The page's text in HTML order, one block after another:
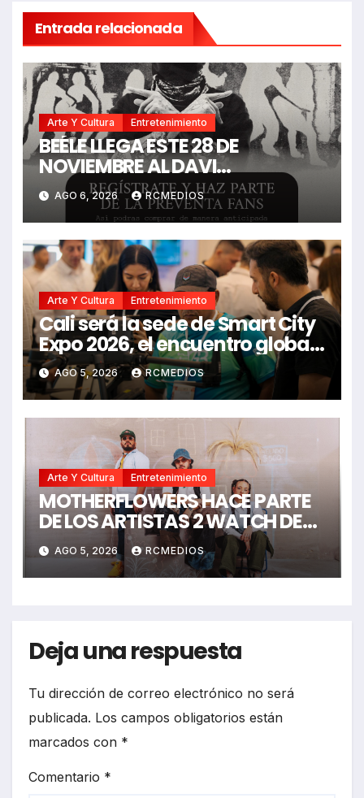
Entrada relacionada
Arte Y Cultura Entretenimiento
BEÉLE LLEGA ESTE 28 DE
NOVIEMBRE AL DAVI
ARENA.COMIENZA LA VENTA DE
BOLETERÍA DE «BORONDOTOUR»
AGO 6, 2026 RCMEDIOS
Arte Y Cultura Entretenimiento
Cali será la sede de Smart City
Expo 2026, el encuentro global
que impulsa ciudades
biointeligentes
AGO 5, 2026 RCMEDIOS
Arte Y Cultura Entretenimiento
MOTHERFLOWERS HACE PARTE
DE LOS ARTISTAS 2 WATCH DE
LOS PREMIOS JUVENTUD 2026
AGO 5, 2026 RCMEDIOS
Deja una respuesta
Tu dirección de correo electrónico no será
publicada. Los campos obligatorios están
marcados con *
Comentario *